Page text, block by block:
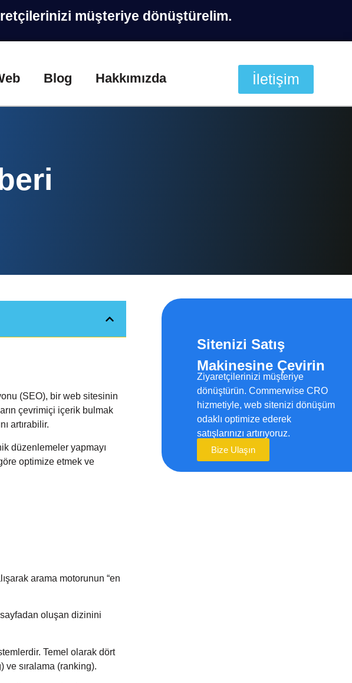
müşteriye dönüştürelim.
Blog Hakkımızda İletişim
(SEO), bir web sitesinin
çevrimiçi içerik bulmak
artırabilir.
düzenlemeler yapmayı
optimize etmek ve
arama motorunun “en
oluşan dizinini
Temel olarak dört
sıralama (ranking).
Sitenizi Satış
Makinesine Çevirin
Ziyaretçilerinizi müşteriye
dönüştürün. Commerwise CRO
hizmetiyle, web sitenizi dönüşüm
odaklı optimize ederek
satışlarınızı artırıyoruz.
Bize Ulaşın